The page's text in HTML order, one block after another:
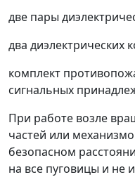
две пары
два диэлектрических
комплект
сигнальных
При работе возле
частей или
безопасном
на все пуговицы и